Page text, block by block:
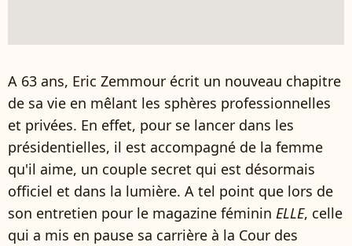
A 63 ans, Eric Zemmour écrit un nouveau chapitre
de sa vie en mêlant les sphères professionnelles
et privées. En effet, pour se lancer dans les
présidentielles, il est accompagné de la femme
qu'il aime, un couple secret qui est désormais
officiel et dans la lumière. A tel point que lors de
son entretien pour le magazine féminin ELLE, celle
qui a mis en pause sa carrière à la Cour des